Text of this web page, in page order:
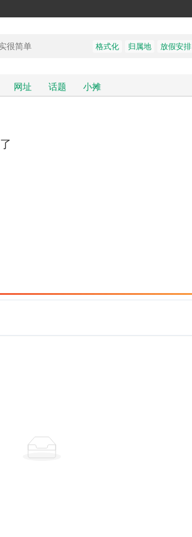
格式化 归属地 放假安排
网址 话题 小摊